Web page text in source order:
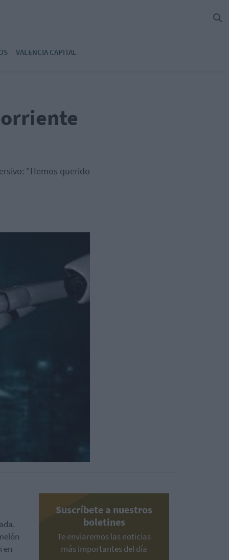
VALENCIA CAPITAL
"Hemos querido
en
Suscríbete a nuestros
boletines
Te enviaremos las noticias
más importantes del día